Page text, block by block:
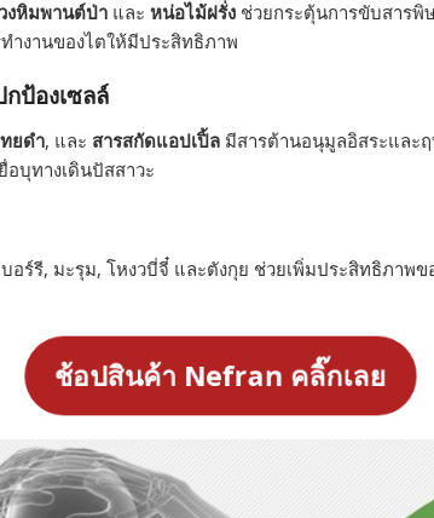
งหิมพานต์ป่า และ หน่อไม้ฝรั่ง ช่วยกระตุ้นการขับสารพิ
ำงานของไตให้มีประสิทธิภาพ
ป้องเซลล์
ยดำ, และ สารสกัดแอปเปิ้ล มีสารต้านอนุมูลอิสระและ
บุทางเดินปัสสาวะ
อร์รี, มะรุม, โหงวบี่จี๋ และตังกุย ช่วยเพิ่มประสิทธิภาพ
ช้อปสินค้า Nefran คลิ๊กเลย